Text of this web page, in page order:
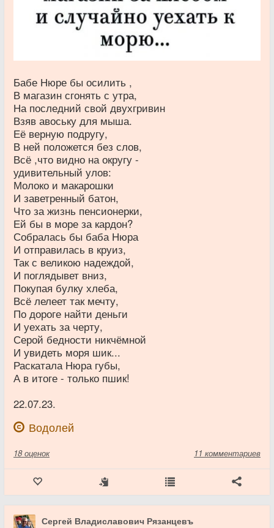
Бабе Нюре бы осилить ,
В магазин сгонять с утра,
На последний свой двухгривин
Взяв авоську для мыша.
Её верную подругу,
В ней положется без слов,
Всё ,что видно на округу -
удивительный улов:
Молоко и макарошки
И заветренный батон,
Что за жизнь пенсионерки,
Ей бы в море за кардон?
Собралась бы баба Нюра
И отправилась в круиз,
Так с великою надеждой,
И поглядывет вниз,
Покупая булку хлеба,
Всё лелеет так мечту,
По дороге найти деньги
И уехать за черту,
Серой бедности никчёмной
И увидеть моря шик...
Раскатала Нюра губы,
А в итоге - только пшик!
22.07.23.
Водолей
18 оценок 11 комментариев
Сергей Владиславович Рязанцевъ